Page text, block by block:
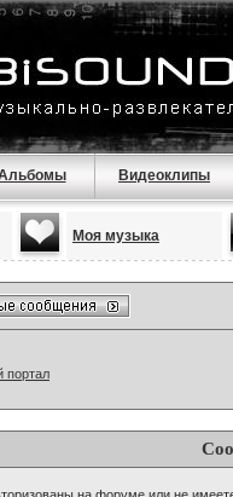
Видеоклипы
Моя музыка
портал